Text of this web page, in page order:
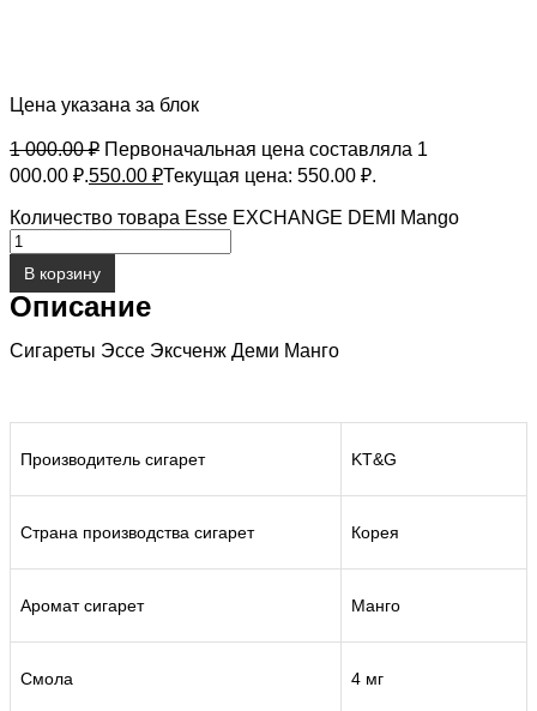
Цена указана за блок
1 000.00₽ Первоначальная цена составляла 1
000.00 ₽.550.00 ₽Текущая цена: 550.00 ₽.
Количество товара Esse EXCHANGE DEMI Mango
В корзину
Описание
Сигареты Эссе Эксченж Деми Манго
Производитель сигарет KT&G
Страна производства сигарет Корея
Аромат сигарет Манго
Смола 4 мг